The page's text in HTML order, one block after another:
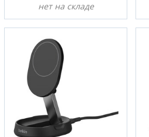
нет на складе